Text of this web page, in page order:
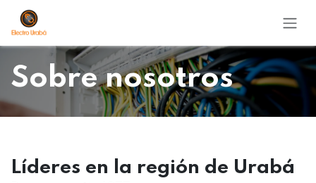
Ir al contenido
Sobre nosotros
Líderes en la región de Urabá